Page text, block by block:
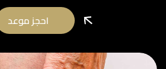
احجز موعد